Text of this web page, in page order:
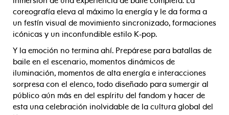
coreografía eleva al máximo la energía y le da forma a
un festín visual de movimiento sincronizado, formaciones
icónicas y un inconfundible estilo K-pop.
Y la emoción no termina ahí. Prepárese para batallas de
baile en el escenario, momentos dinámicos de
iluminación, momentos de alta energía e interacciones
sorpresa con el elenco, todo diseñado para sumergir al
público aún más en del espíritu del fandom y hacer de
esta una celebración inolvidable de la cultura global del